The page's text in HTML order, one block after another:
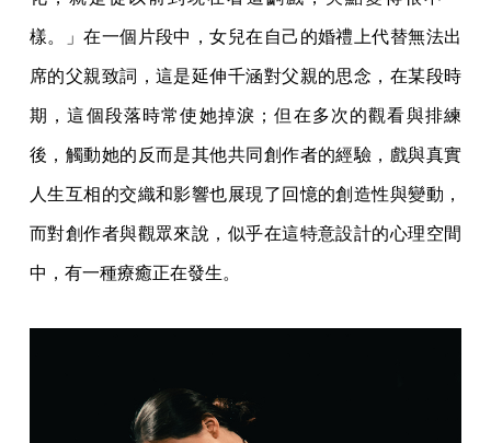
樣。」在一個片段中，女兒在自己的婚禮上代替無法出
席的父親致詞，這是延伸千涵對父親的思念，在某段時
期，這個段落時常使她掉淚；但在多次的觀看與排練
後，觸動她的反而是其他共同創作者的經驗，戲與真實
人生互相的交織和影響也展現了回憶的創造性與變動，
而對創作者與觀眾來說，似乎在這特意設計的心理空間
中，有一種療癒正在發生。